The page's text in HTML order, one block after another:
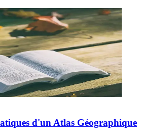
d'un Atlas Géographique